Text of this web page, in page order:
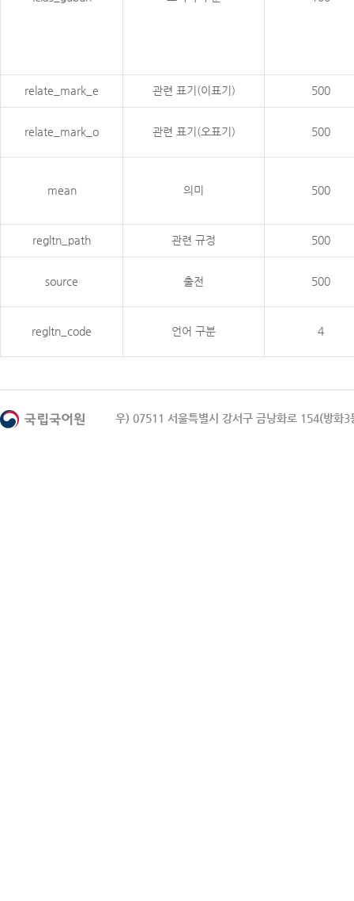
relate_mark_e 관련 표기(이표기) 500
relate_mark_o 관련 표기(오표기) 500
mean 의미 500
regltn_path 관련 규정 500
source 출전 500
regltn_code 언어 구분 4
우) 07511 서울특별시 강서구 금낭화로 154(방화3